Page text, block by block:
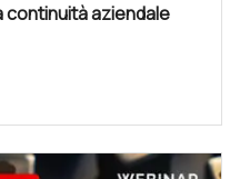
continuità aziendale